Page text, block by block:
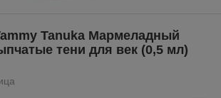
Tanuka Мармеладный
тени для век (0,5 мл)